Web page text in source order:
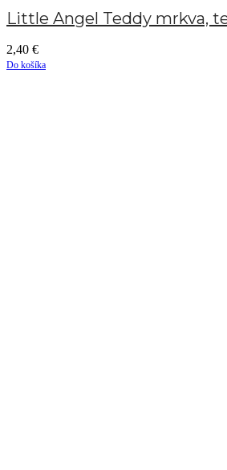
Little Angel Teddy mrkva,
2,40 €
Do košíka